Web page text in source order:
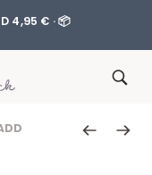
4,95 € · 📦